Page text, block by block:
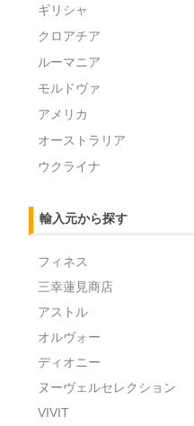
ギリシャ
クロアチア
ルーマニア
モルドヴァ
アメリカ
オーストラリア
ウクライナ
輸入元から探す
フィネス
三幸蓮見商店
アストル
オルヴォー
ディオニー
ヌーヴェルセレクション
VIVIT